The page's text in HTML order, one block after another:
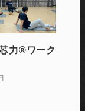
力®︎ワーク